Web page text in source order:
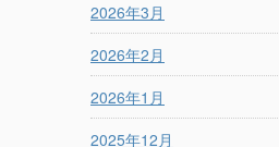
2026年3月
2026年2月
2026年1月
2025年12月